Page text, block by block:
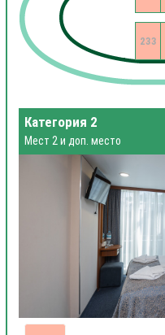
233
Категория 2
Мест 2 и доп. место